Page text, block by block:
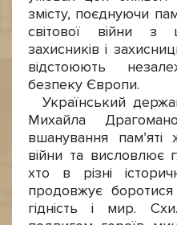
змісту, поєднуючи
світової війни
захисників і
відстоюють
безпеку Європи.
Український
Михайла
вшанування пам’яті
війни та висловлює
хто в різні
продовжує
гідність і мир.